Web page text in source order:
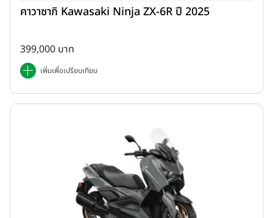
คาวาซากิ Kawasaki Ninja ZX-6R ปี 2025
399,000 บาท
เพิ่มเพื่อเปรียบเทียบ